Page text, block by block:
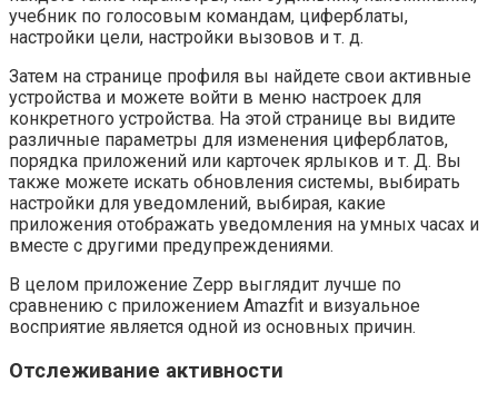
учебник по голосовым командам, циферблаты,
настройки цели, настройки вызовов и т. д.
Затем на странице профиля вы найдете свои активные
устройства и можете войти в меню настроек для
конкретного устройства. На этой странице вы видите
различные параметры для изменения циферблатов,
порядка приложений или карточек ярлыков и т. Д. Вы
также можете искать обновления системы, выбирать
настройки для уведомлений, выбирая, какие
приложения отображать уведомления на умных часах и
вместе с другими предупреждениями.
В целом приложение Zepp выглядит лучше по
сравнению с приложением Amazfit и визуальное
восприятие является одной из основных причин.
Отслеживание активности